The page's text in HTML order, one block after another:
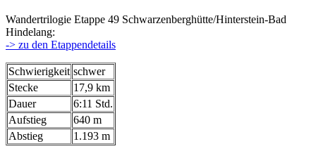
Wandertrilogie Etappe 49 Schwarzenberghütte/Hinterstein-Bad
Hindelang:
-> zu den Etappendetails
Schwierigkeit schwer
Stecke
17,9 km
Dauer
6:11 Std.
Aufstieg
640 m
Abstieg
1.193 m